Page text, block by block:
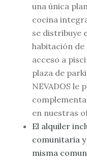
una única
cocina
se distribuye
habitación
acceso a
plaza de
NEVADOS le
en nuestras
El alquiler
comunitaria
misma